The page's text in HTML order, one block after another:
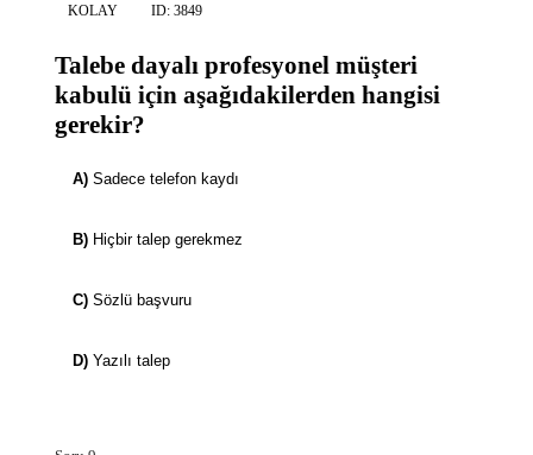
KOLAY ID: 3849
Talebe dayalı profesyonel müşteri
kabulü için aşağıdakilerden hangisi
gerekir?
A) Sadece telefon kaydı
B) Hiçbir talep gerekmez
C) Sözlü başvuru
D) Yazılı talep